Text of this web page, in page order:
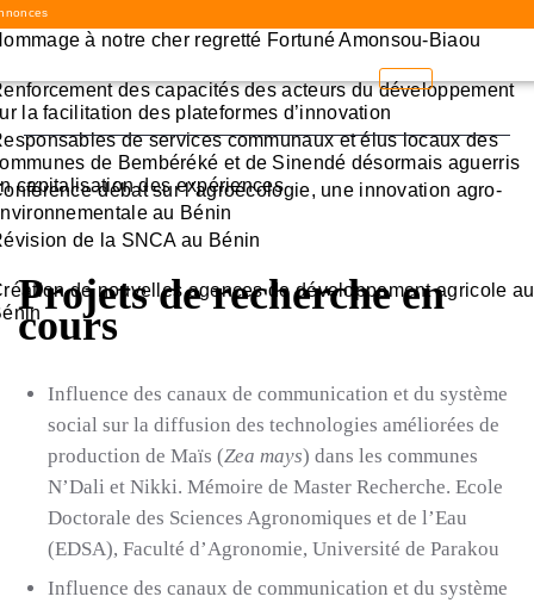
à notre cher regretté Fortuné Amonsou-Biaou
des capacités des acteurs du développement
la facilitation des plateformes d’innovation
de services communaux et élus locaux des
de Bembéréké et de Sinendé désormais aguerris
capitalisation des expériences
débat sur l’agroécologie, une innovation agro-
au Bénin
de la SNCA au Bénin
de nouvelles agences de développement agricole au
Projets de recherche en
cours
Influence des canaux de communication et du système
social sur la diffusion des technologies améliorées de
production de Maïs (Zea mays) dans les communes
N’Dali et Nikki. Mémoire de Master Recherche. Ecole
Doctorale des Sciences Agronomiques et de l’Eau
(EDSA), Faculté d’Agronomie, Université de Parakou
Influence des canaux de communication et du système